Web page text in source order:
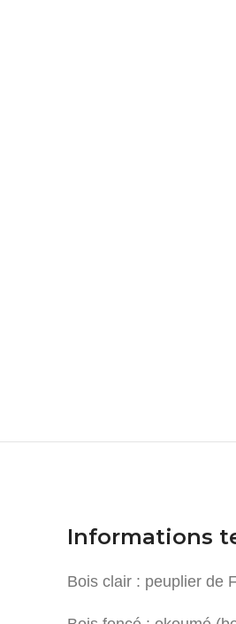
Informations
Bois clair : peuplier de